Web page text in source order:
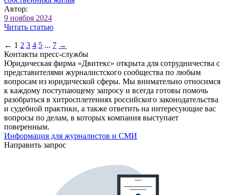
Автор:
9 ноября 2024
Читать статью
← 1 2 3 4 5 ... 7 →
Контакты пресс-службы
Юридическая фирма «Двитекс» открыта для сотрудничества с
представителями журналистского сообщества по любым
вопросам из юридической сферы. Мы внимательно относимся
к каждому поступающему запросу и всегда готовы помочь
разобраться в хитросплетениях российского законодательства
и судебной практики, а также ответить на интересующие вас
вопросы по делам, в которых компания выступает
поверенным.
Информация для журналистов и СМИ
Направить запрос